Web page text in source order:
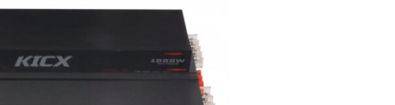
КОВРИКИ и ХИМИЯ